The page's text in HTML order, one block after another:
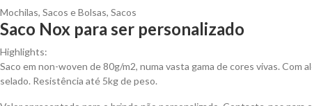
Mochilas, Sacos e Bolsas, Sacos
Saco Nox para ser personalizado
Highlights:
Saco em non-woven de 80g/m2, numa vasta gama de cores vivas.
selado. Resistência até 5kg de peso.